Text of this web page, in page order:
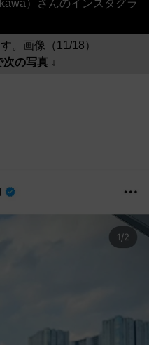
）さんのインスタグラ
。画像（11/18）
次の写真 ↓